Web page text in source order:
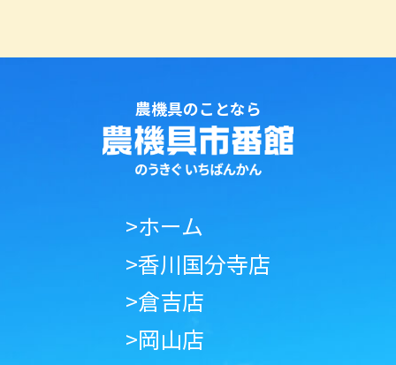
農機具のことなら
>ホーム
>香川国分寺店
>倉吉店
>岡山店